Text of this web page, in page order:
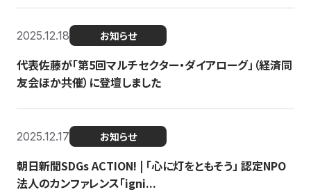
2025.12.18 お知らせ
代表佐藤が「第5回マルチセクター・ダイアローグ」（経済同
友会ほか共催）に登壇しました
2025.12.17 お知らせ
朝日新聞SDGs ACTION! | 「心に灯をともそう」 認定NPO
法人のカンファレンス「igni...